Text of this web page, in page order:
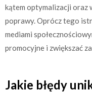
kątem optymalizacji oraz
poprawy. Oprócz tego
mediami
promocyjne i zwiększać
Jakie błędy